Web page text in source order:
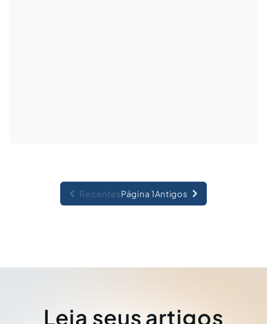
RecentesPágina 1Antigos
Leia seus artigos